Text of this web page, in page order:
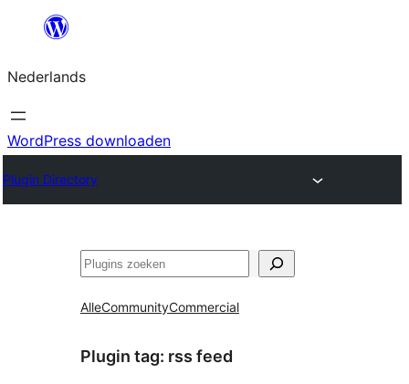
de
inhoud
Nederlands
WordPress downloaden
Plugin Directory
Zoeken
AlleCommunityCommercial
Plugin tag: rss feed